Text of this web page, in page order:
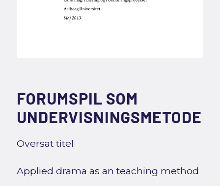
FORUMSPIL SOM
UNDERVISNINGSMETODE
Oversat titel
Applied drama as an teaching method